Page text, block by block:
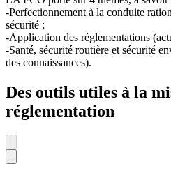
-Perfectionnement à la conduite
sécurité ;
-Application des réglementations
-Santé, sécurité routière et sécurité
des connaissances).
Des outils utiles à la
réglementation